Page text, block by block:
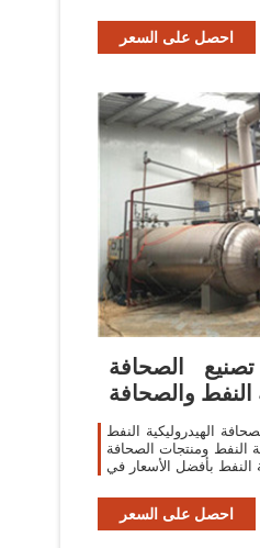
احصل على السعر
الصحافة
النفط والصحافة
الهيدروليكية النفط
النفط ومنتجات الصحافة
النفط بأفضل الأسعار في
احصل على السعر